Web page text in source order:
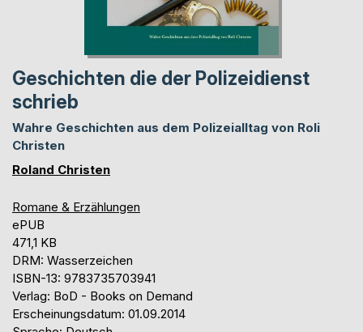
Geschichten die der Polizeidienst
schrieb
Wahre Geschichten aus dem Polizeialltag von Roli
Christen
Roland Christen
Romane & Erzählungen
ePUB
471,1 KB
DRM: Wasserzeichen
ISBN-13: 9783735703941
Verlag: BoD - Books on Demand
Erscheinungsdatum: 01.09.2014